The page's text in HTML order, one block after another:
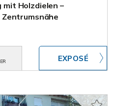
mit Holzdielen –